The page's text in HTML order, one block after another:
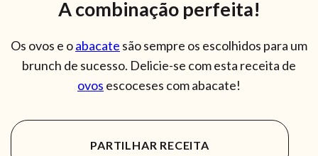
A combinação perfeita!
Os ovos e oabacate são sempre os escolhidos para um
brunch de sucesso. Delicie-se com esta receita de
ovos escoceses com abacate!
PARTILHAR RECEITA